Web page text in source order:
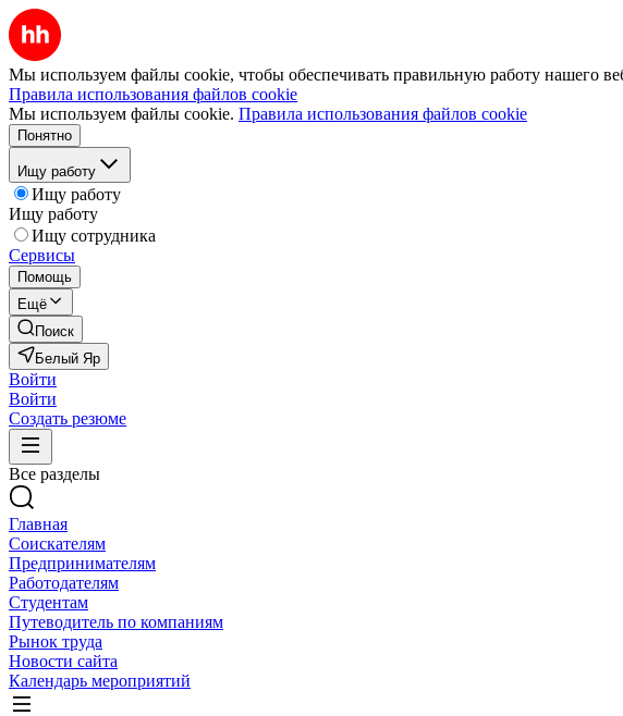
Мы используем файлы cookie, чтобы обеспечивать правильную работу нашего
Правила использования файлов cookie
Мы используем файлы cookie. Правила использования файлов cookie
Понятно
Ищу работу
Ищу работу
Ищу работу
Ищу сотрудника
Сервисы
Помощь
Ещё
Поиск
Белый Яр
Войти
Войти
Создать резюме
Все разделы
Главная
Соискателям
Предпринимателям
Работодателям
Студентам
Путеводитель по компаниям
Рынок труда
Новости сайта
Календарь мероприятий